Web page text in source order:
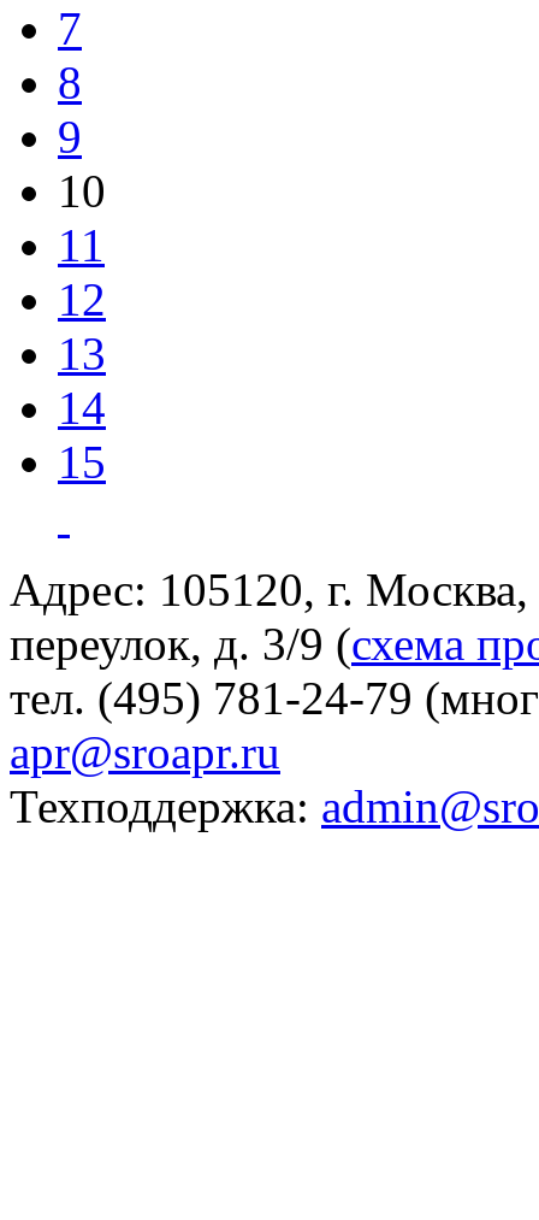
7
8
9
10
11
12
13
14
15
Адрес: 105120, г.
переулок, д. 3/9 (схема
тел. (495) 781-24-79
apr@sroapr.ru
Техподдержка: